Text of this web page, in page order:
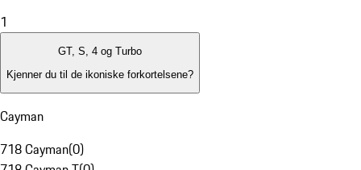
1
GT, S, 4 og Turbo
Kjenner du til de ikoniske forkortelsene?
Cayman
718 Cayman(0)